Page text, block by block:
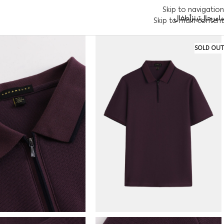
Skip to navigation
Skip to main content
رجالتينزأطفال
SOLD OUT